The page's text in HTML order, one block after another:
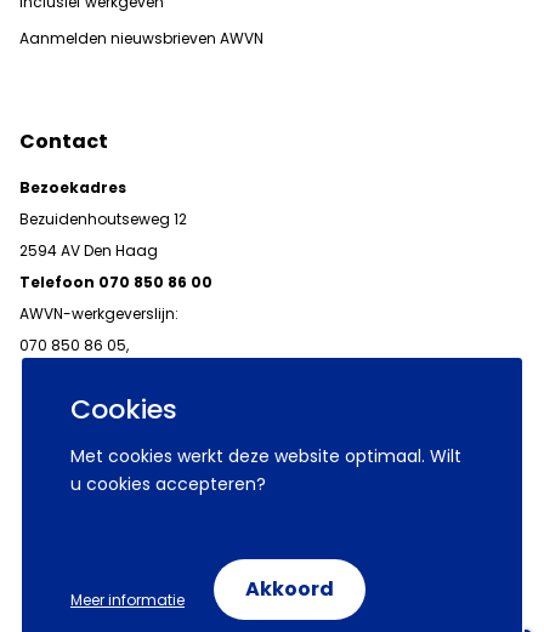
Cookies
Met cookies werkt deze website optimaal. Wilt
u cookies accepteren?
Meer informatie Akkoord
Aanmelden nieuwsbrieven AWVN
Contact
Bezoekadres
Bezuidenhoutseweg 12
2594 AV Den Haag
Telefoon 070 850 86 00
AWVN-werkgeverslijn:
070 850 86 05,
© 2026 AWVN
Volg ons op: